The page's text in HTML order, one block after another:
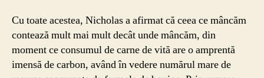
Cu toate acestea, Nicholas a afirmat că ceea ce mâncăm
contează mult mai mult decât unde mâncăm, din
moment ce consumul de carne de vită are o amprentă
imensă de carbon, având în vedere numărul mare de